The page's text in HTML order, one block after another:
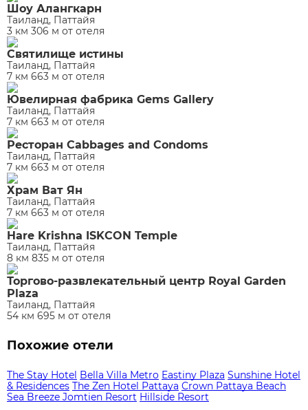
Шоу Алангкарн
Таиланд, Паттайя
3 км 306 м от отеля
Святилище истины
Таиланд, Паттайя
7 км 663 м от отеля
Ювелирная фабрика Gems Gallery
Таиланд, Паттайя
7 км 663 м от отеля
Ресторан Cabbages and Condoms
Таиланд, Паттайя
7 км 663 м от отеля
Храм Ват Ян
Таиланд, Паттайя
7 км 663 м от отеля
Hare Krishna ISKCON Temple
Таиланд, Паттайя
8 км 835 м от отеля
Торгово-развлекательный центр Royal Garden
Plaza
Таиланд, Паттайя
54 км 695 м от отеля
Похожие отели
The Stay Hotel Bella Villa Metro Eastiny Plaza Sunshine Hotel
& Residences The Zen Hotel Pattaya Crown Pattaya Beach
Sea Breeze Jomtien Resort Hillside Resort